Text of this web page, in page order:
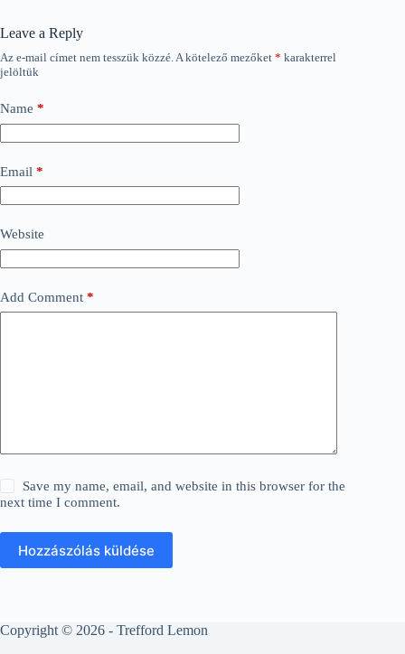
Leave a Reply
Az e-mail címet nem tesszük közzé.A kötelező mezőket * karakterrel
jelöltük
Name *
Email *
Website
Add Comment *
Save my name, email, and website in this browser for the
next time I comment.
Hozzászólás küldése
Copyright © 2026 - Trefford Lemon